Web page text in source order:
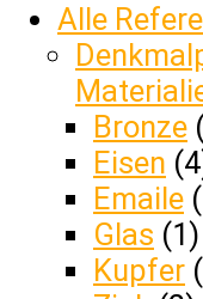
Alle
Bronze
Eisen
Emaile
Glas (1)
Kupfer